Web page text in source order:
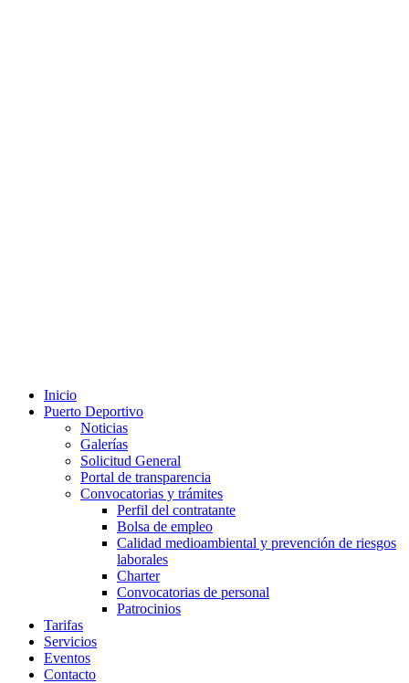
Inicio
Puerto Deportivo
Noticias
Galerías
Solicitud General
Portal de transparencia
Convocatorias y trámites
Perfil del contratante
Bolsa de empleo
Calidad medioambiental y prevención de riesgos
laborales
Charter
Convocatorias de personal
Patrocinios
Tarifas
Servicios
Eventos
Contacto